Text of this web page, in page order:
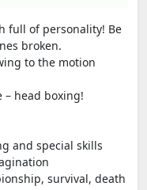
full of personality! Be
broken.
to the motion
head boxing!
and special skills
survival, death